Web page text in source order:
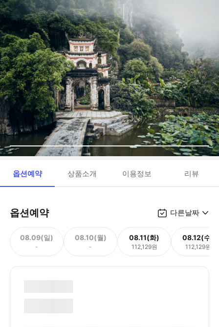
옵션예약 상품소개 이용정보 리뷰
옵션예약 다른날짜
08.09(일)
-
08.10(월)
-
08.11(화)
112,129원
08.12(수)
112,129원